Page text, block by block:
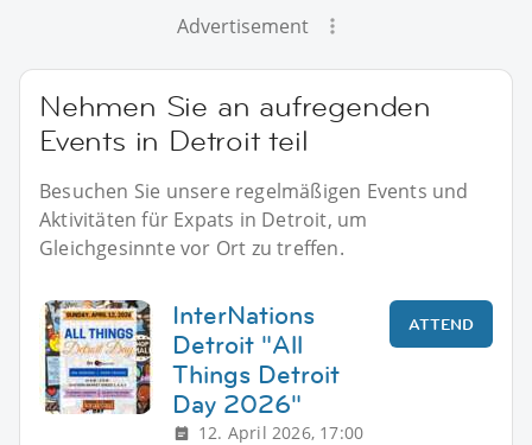
Advertisement
Nehmen Sie an aufregenden
Events in Detroit teil
Besuchen Sie unsere regelmäßigen Events und
Aktivitäten für Expats in Detroit, um
Gleichgesinnte vor Ort zu treffen.
InterNations
Detroit "All
Things Detroit
Day 2026"
12. April 2026, 17:00
ATTEND